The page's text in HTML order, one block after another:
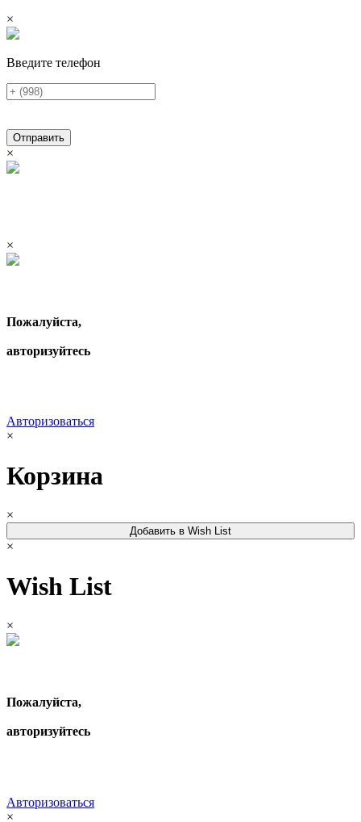
×
Введите телефон
Отправить
×
×
Пожалуйста,
авторизуйтесь
Авторизоваться
×
Корзина
×
Добавить в Wish List
×
Wish List
×
Пожалуйста,
авторизуйтесь
Авторизоваться
×